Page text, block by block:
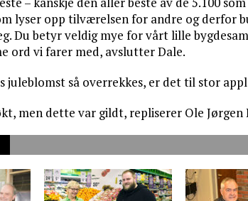
lyser opp tilværelsen for andre og derfor
Du betyr veldig mye for vårt lille
ord vi farer med, avslutter Dale.
juleblomst så overrekkes, er det til stor
men dette var gildt, repliserer Ole Jørgen